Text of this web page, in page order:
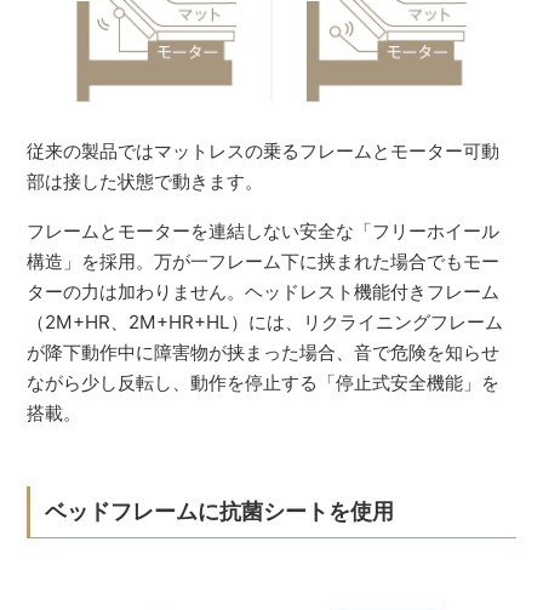
従来の製品ではマットレスの乗るフレームとモーター可動
部は接した状態で動きます。
フレームとモーターを連結しない安全な「フリーホイール
構造」を採用。万が一フレーム下に挟まれた場合でもモー
ターの力は加わりません。ヘッドレスト機能付きフレーム
（2M+HR、2M+HR+HL）には、リクライニングフレーム
が降下動作中に障害物が挟まった場合、音で危険を知らせ
ながら少し反転し、動作を停止する「停止式安全機能」を
搭載。
ベッドフレームに抗菌シートを使用